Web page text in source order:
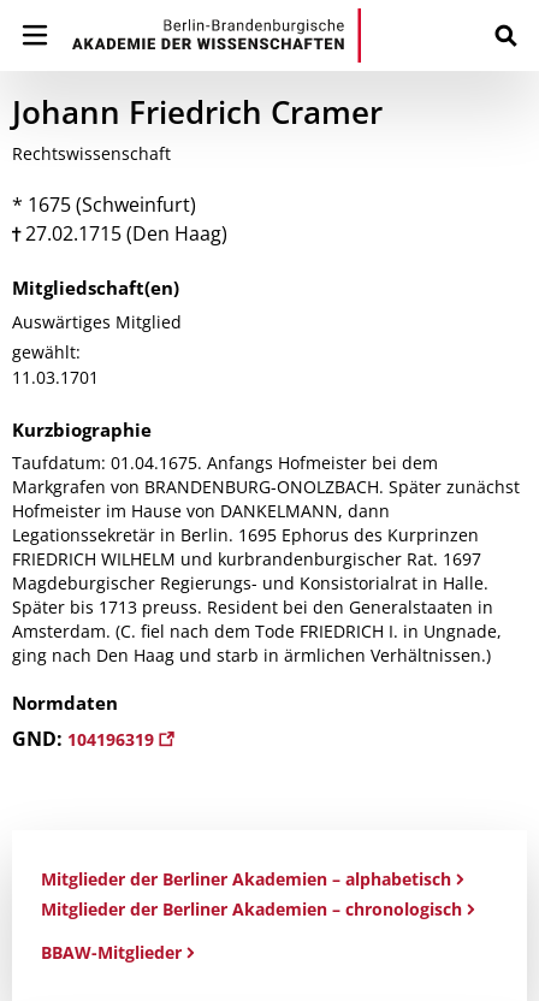
Johann Friedrich Cramer
Rechtswissenschaft
* 1675 (Schweinfurt)
27.02.1715 (Den Haag)
Mitgliedschaft(en)
Auswärtiges Mitglied
gewählt:
11.03.1701
Kurzbiographie
Taufdatum: 01.04.1675. Anfangs Hofmeister bei dem
Markgrafen von BRANDENBURG-ONOLZBACH. Später zunächst
Hofmeister im Hause von DANKELMANN, dann
Legationssekretär in Berlin. 1695 Ephorus des Kurprinzen
FRIEDRICH WILHELM und kurbrandenburgischer Rat. 1697
Magdeburgischer Regierungs- und Konsistorialrat in Halle.
Später bis 1713 preuss. Resident bei den Generalstaaten in
Amsterdam. (C. fiel nach dem Tode FRIEDRICH I. in Ungnade,
ging nach Den Haag und starb in ärmlichen Verhältnissen.)
Normdaten
GND: 104196319
Mitglieder der Berliner Akademien – alphabetisch
Mitglieder der Berliner Akademien – chronologisch
BBAW-Mitglieder